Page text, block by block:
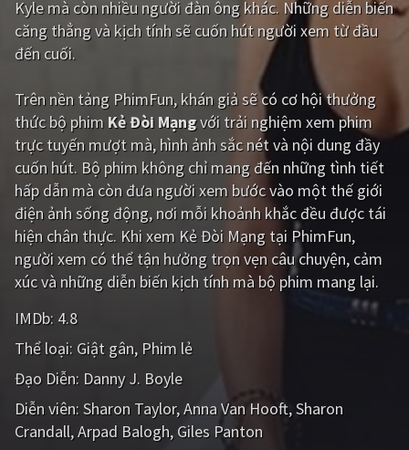
Giật gân Gia đình
Viễn Tây Tiểu sử
GameShow DramaTV
QUỐC GIA
Âu - Mỹ Trung Quốc - Hồng Kông
Hàn Quốc Nhật Bản
Tổng hợp
CẬP NHẬT
PHIM MỚI
Kyle mà còn nhiều người đàn ông khác. Những diễn biến
căng thẳng và kịch tính sẽ cuốn hút người xem từ đầu
đến cuối.
Trên nền tảng PhimFun, khán giả sẽ có cơ hội thưởng
thức bộ phim Kẻ Đòi Mạngvới trải nghiệm xem phim
trực tuyến mượt mà, hình ảnh sắc nét và nội dung đầy
cuốn hút. Bộ phim không chỉ mang đến những tình tiết
hấp dẫn mà còn đưa người xem bước vào một thế giới
điện ảnh sống động, nơi mỗi khoảnh khắc đều được tái
hiện chân thực. Khi xem Kẻ Đòi Mạng tại PhimFun,
người xem có thể tận hưởng trọn vẹn câu chuyện, cảm
xúc và những diễn biến kịch tính mà bộ phim mang lại.
IMDb: 4.8
Thể loại: Giật gân Phim lẻ
Đạo Diễn: Danny J. Boyle
Diễn viên: Sharon Taylor Anna Van Hooft Sharon
Crandall Arpad Balogh Giles Panton